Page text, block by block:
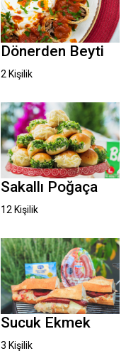
Dönerden Beyti
2 Kişilik
Sakallı Poğaça
12 Kişilik
Sucuk Ekmek
3 Kişilik